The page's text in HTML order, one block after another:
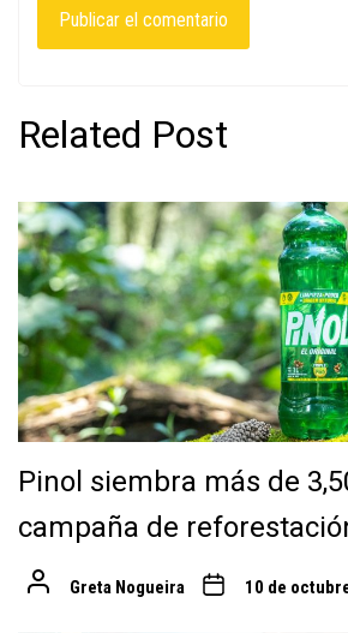
Related Post
Pinol siembra más de
campaña de
Greta Nogueira 10 de